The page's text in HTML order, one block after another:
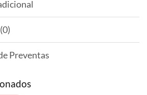
Preventas